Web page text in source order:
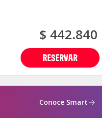
RESERVAR
$ 442.840
Conoce Smart